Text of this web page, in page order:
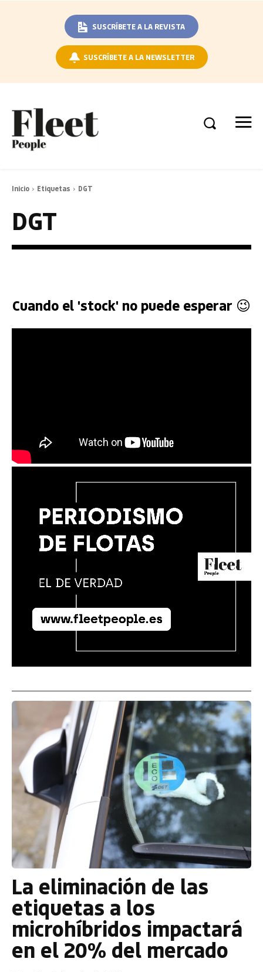
SUSCRÍBETE A LA REVISTA
SUSCRÍBETE A LA NEWSLETTER
Inicio Etiquetas DGT
DGT
Cuando el 'stock' no puede esperar 😉
La eliminación de las
etiquetas a los
microhíbridos impactará
en el 20% del mercado